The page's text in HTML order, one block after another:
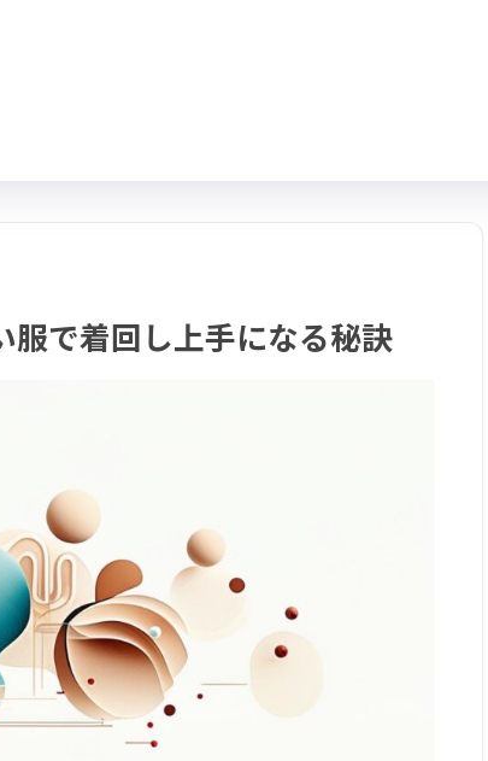
服で着回し上手になる秘訣